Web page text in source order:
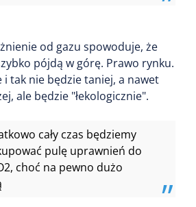
od gazu spowoduje, że
pójdą w górę. Prawo rynku.
i tak nie będzie taniej, a nawet
ale będzie "łekologicznie".
cały czas będziemy
pulę uprawnień do
choć na pewno dużo